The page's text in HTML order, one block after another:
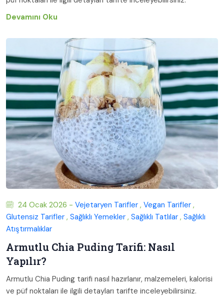
Devamını Oku
24 Ocak 2026 - Vejetaryen Tarifler , Vegan Tarifler ,
Glutensiz Tarifler , Sağlıklı Yemekler , Sağlıklı Tatlılar , Sağlıklı
Atıştırmalıklar
Armutlu Chia Puding Tarifi: Nasıl
Yapılır?
Armutlu Chia Puding tarifi nasıl hazırlanır, malzemeleri, kalorisi
ve püf noktaları ile ilgili detayları tarifte inceleyebilirsiniz.